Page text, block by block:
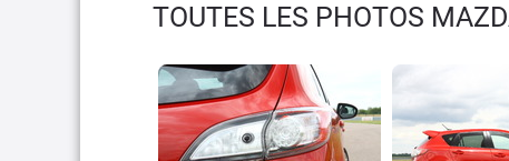
TOUTES LES PHOTOS